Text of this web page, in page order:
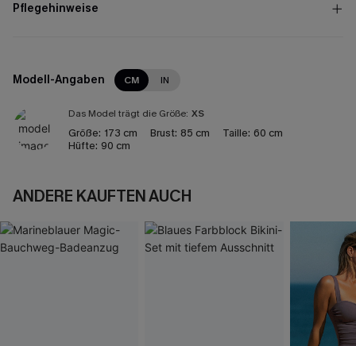
Pflegehinweise
Modell-Angaben CM IN
Das Model trägt die Größe: XS
Größe: 173 cm Brust: 85 cm Taille: 60 cm
Hüfte: 90 cm
ANDERE KAUFTEN AUCH